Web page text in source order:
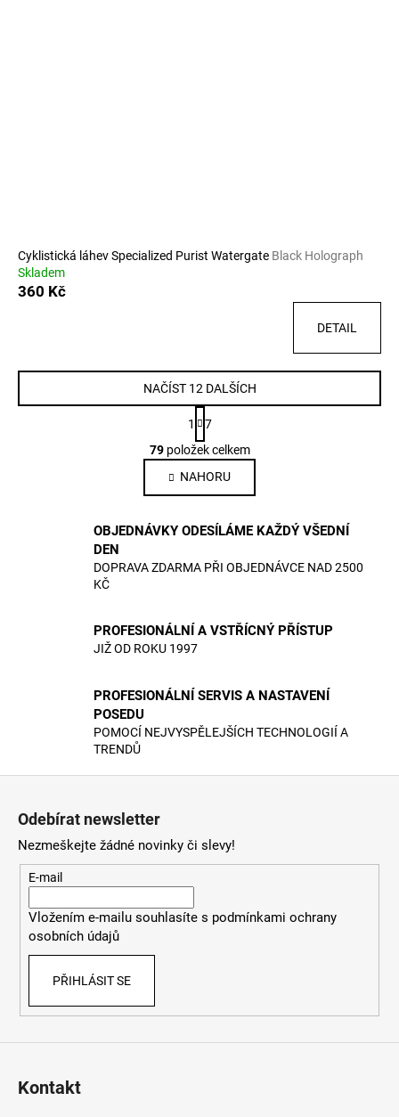
Cyklistická láhev Specialized Purist Watergate Black Holograph
Skladem
360 Kč
DETAIL
O
v
l
á
d
a
c
í
v
v
p
s
NAČÍST 12 DALŠÍCH
S
t
r
á
n
k
v
n
1
7
79položek celkem
NAHORU
OBJEDNÁVKY ODESÍLÁME KAŽDÝ VŠEDNÍ
DEN
DOPRAVA ZDARMA PŘI OBJEDNÁVCE NAD 2500
KČ
PROFESIONÁLNÍ A VSTŘÍCNÝ PŘÍSTUP
JIŽ OD ROKU 1997
PROFESIONÁLNÍ SERVIS A NASTAVENÍ
POSEDU
POMOCÍ NEJVYSPĚLEJŠÍCH TECHNOLOGIÍ A
TRENDŮ
Odebírat newsletter
Nezmeškejte žádné novinky či slevy!
E-mail
Vložením e-mailu souhlasíte s podmínkami ochrany
osobních údajů
PŘIHLÁSIT SE
Kontakt